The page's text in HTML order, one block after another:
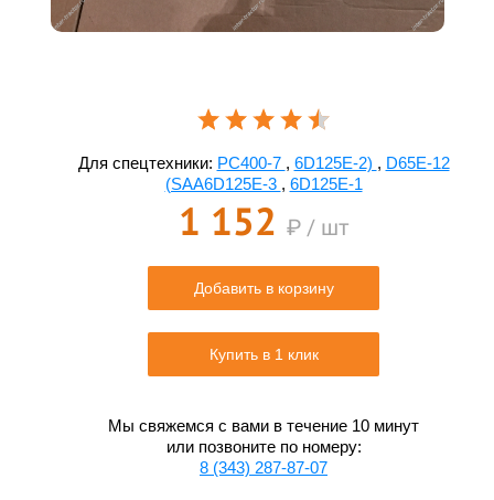
Для спецтехники: PC400-7 , 6D125E-2) , D65E-12
(SAA6D125E-3 , 6D125E-1
1 152 ₽ / шт
Добавить в корзину
Купить в 1 клик
Мы свяжемся с вами в течение 10 минут
или позвоните по номеру:
8 (343) 287-87-07